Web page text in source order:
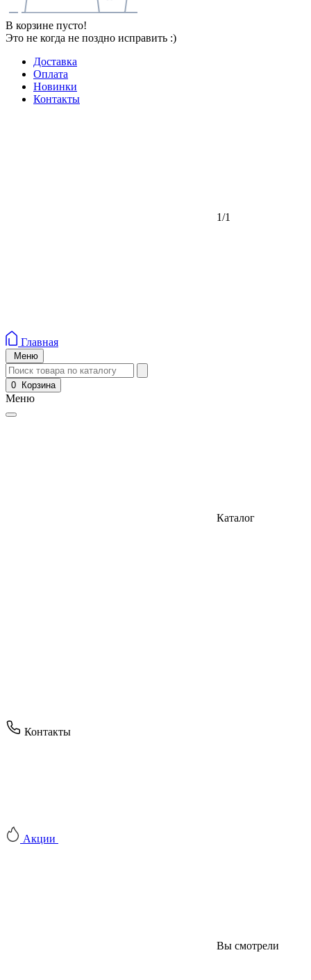
В корзине пусто!
Это не когда не поздно исправить :)
Доставка
Оплата
Новинки
Контакты
1/1
Главная
Меню
0 Корзина
Меню
Каталог
Контакты
Акции
Вы смотрели